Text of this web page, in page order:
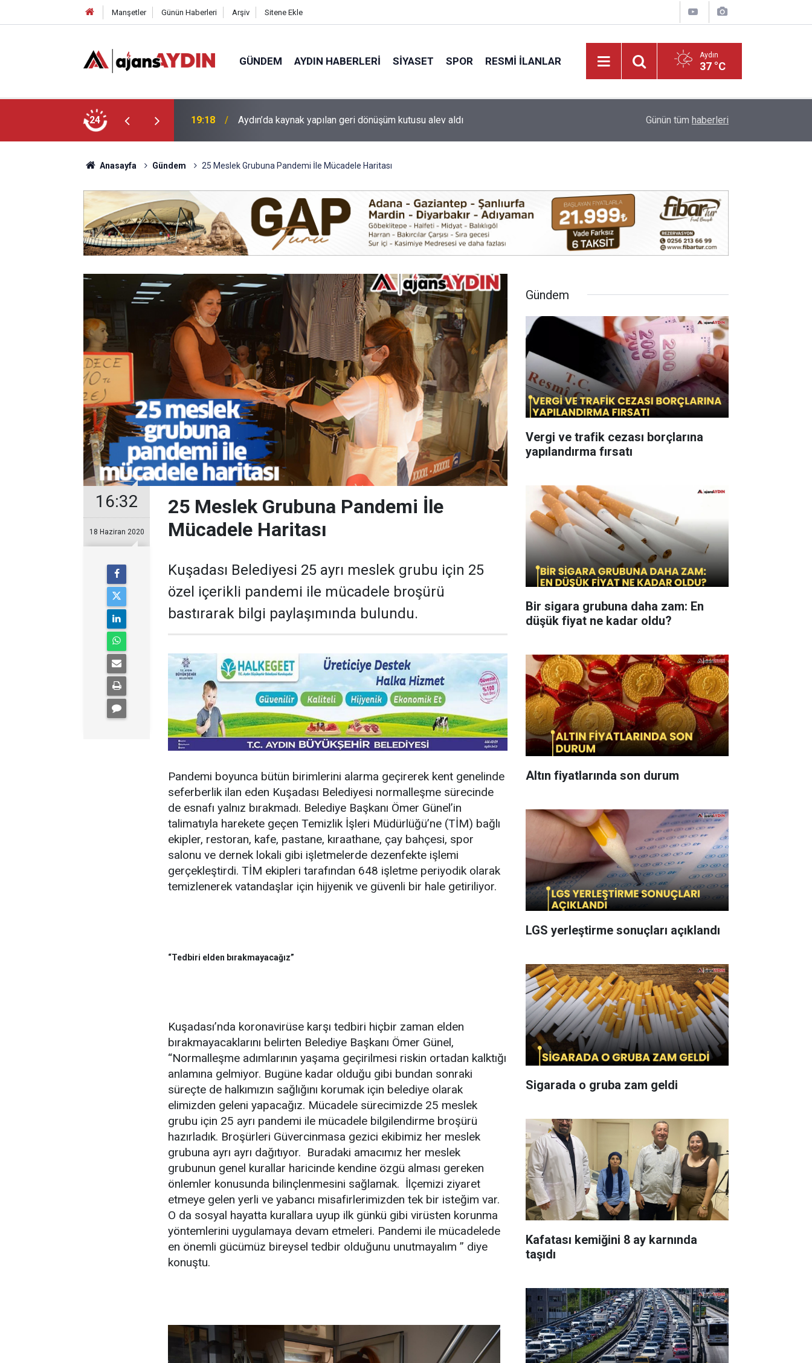
Manşetler Günün Haberleri Arşiv Sitene Ekle
GÜNDEM AYDIN HABERLERI SIYASET SPOR RESMI İLANLAR Aydın
37 °C
24
kutusu alev aldı 17:34 Aydın’da otomobil karşı şeritteki araca çarptı Efeler'de minik yetenekler yeşil sahada
Günün tüm haberleri
Anasayfa Gündem 25 Meslek Grubuna Pandemi İle Mücadele Haritası
16:32
18 Haziran 2020
25 Meslek Grubuna Pandemi İle
Mücadele Haritası
Kuşadası Belediyesi 25 ayrı meslek grubu için 25
özel içerikli pandemi ile mücadele broşürü
bastırarak bilgi paylaşımında bulundu.
Pandemi boyunca bütün birimlerini alarma geçirerek kent genelinde
seferberlik ilan eden Kuşadası Belediyesi normalleşme sürecinde
de esnafı yalnız bırakmadı. Belediye Başkanı Ömer Günel’in
talimatıyla harekete geçen Temizlik İşleri Müdürlüğü’ne (TİM) bağlı
ekipler, restoran, kafe, pastane, kıraathane, çay bahçesi, spor
salonu ve dernek lokali gibi işletmelerde dezenfekte işlemi
gerçekleştirdi. TİM ekipleri tarafından 648 işletme periyodik olarak
temizlenerek vatandaşlar için hijyenik ve güvenli bir hale getiriliyor.
“Tedbiri elden bırakmayacağız”
Kuşadası’nda koronavirüse karşı tedbiri hiçbir zaman elden
bırakmayacaklarını belirten Belediye Başkanı Ömer Günel,
“Normalleşme adımlarının yaşama geçirilmesi riskin ortadan kalktığı
anlamına gelmiyor. Bugüne kadar olduğu gibi bundan sonraki
süreçte de halkımızın sağlığını korumak için belediye olarak
elimizden geleni yapacağız. Mücadele sürecimizde 25 meslek
grubu için 25 ayrı pandemi ile mücadele bilgilendirme broşürü
hazırladık. Broşürleri Güvercinmasa gezici ekibimiz her meslek
grubuna ayrı ayrı dağıtıyor. Buradaki amacımız her meslek
grubunun genel kurallar haricinde kendine özgü alması gereken
önlemler konusunda bilinçlenmesini sağlamak. İlçemizi ziyaret
etmeye gelen yerli ve yabancı misafirlerimizden tek bir isteğim var.
O da sosyal hayatta kurallara uyup ilk günkü gibi virüsten korunma
yöntemlerini uygulamaya devam etmeleri. Pandemi ile mücadelede
en önemli gücümüz bireysel tedbir olduğunu unutmayalım ” diye
konuştu.
Gündem
Vergi ve trafik cezası borçlarına
yapılandırma fırsatı
Bir sigara grubuna daha zam: En
düşük fiyat ne kadar oldu?
Altın fiyatlarında son durum
LGS yerleştirme sonuçları açıklandı
Sigarada o gruba zam geldi
Kafatası kemiğini 8 ay karnında
taşıdı